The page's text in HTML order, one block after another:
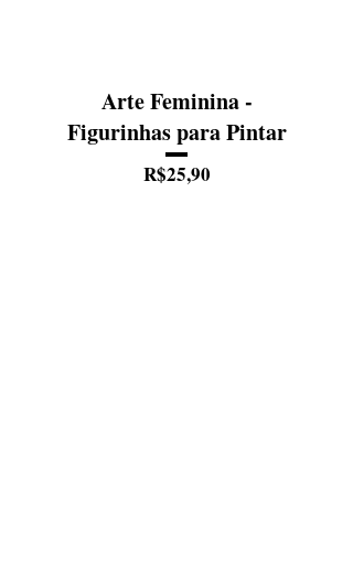
Arte Feminina -
Figurinhas para Pintar
R$25,90Preço